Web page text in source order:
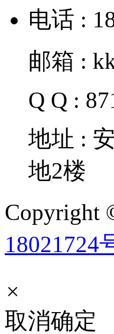
电话 :
邮箱 :
Q Q :
地址 :
地2楼
Copyright
18021724
×
取消确定